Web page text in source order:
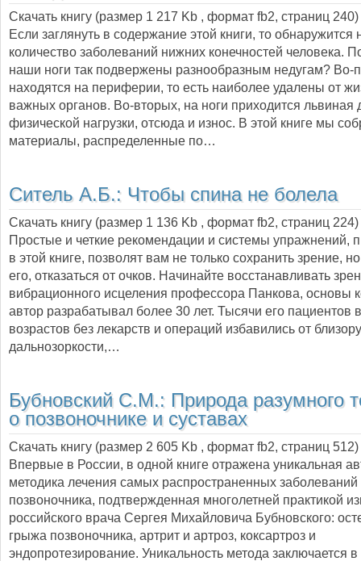
Скачать книгу (размер 1 217 Kb , формат fb2, страниц 240
Если заглянуть в содержание этой книги, то обнаружится
количество заболеваний нижних конечностей человека.
наши ноги так подвержены разнообразным недугам? Во-
находятся на периферии, то есть наиболее удалены от
важных органов. Во-вторых, на ноги приходится львиная
физической нагрузки, отсюда и износ. В этой книге мы
материалы, распределенные по…
Ситель А.Б.: Чтобы спина не болела
Скачать книгу (размер 1 136 Kb , формат fb2, страниц 224
Простые и четкие рекомендации и системы упражнений,
в этой книге, позволят вам не только сохранить зрение,
его, отказаться от очков. Начинайте восстанавливать
вибрационного исцеления профессора Панкова, основы
автор разрабатывал более 30 лет. Тысячи его пациентов
возрастов без лекарств и операций избавились от
дальнозоркости,…
Бубновский С.М.: Природа разумного
о позвоночнике и суставах
Скачать книгу (размер 2 605 Kb , формат fb2, страниц 512
Впервые в России, в одной книге отражена уникальная
методика лечения самых распространенных заболеваний
позвоночника, подтвержденная многолетней практикой
российского врача Сергея Михайловича Бубновского:
грыжа позвоночника, артрит и артроз, коксартроз и
эндопротезирование. Уникальность метода заключается в